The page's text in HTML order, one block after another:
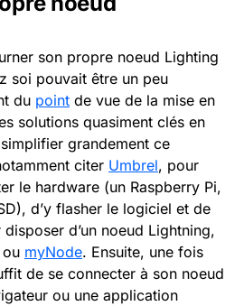
son propre noeud Lighting
soi pouvait être un peu
du point de vue de la mise en
solutions quasiment clés en
grandement ce
citer Umbrel, pour
le hardware (un Raspberry Pi,
d’y flasher le logiciel et de
d’un noeud Lightning,
ou myNode. Ensuite, une fois
de se connecter à son noeud
ou une application